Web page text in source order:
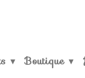
▼ Boutique ▼